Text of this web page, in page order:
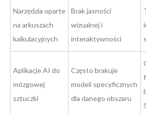
Narzędzia oparte
na arkuszach
kalkulacyjnych
Brak jasności
wizualnej i
interaktywności
Aplikacje AI do
mózgowej
sztuczki
Często brakuje
modeli specyficznych
dla danego obszaru